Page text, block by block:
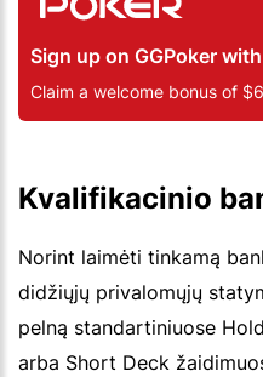
Sign up on GGPoker
Claim a welcome bonus of
Kvalifikacinio
Norint laimėti tinkamą
didžiųjų privalomųjų
pelną standartiniuose
arba Short Deck